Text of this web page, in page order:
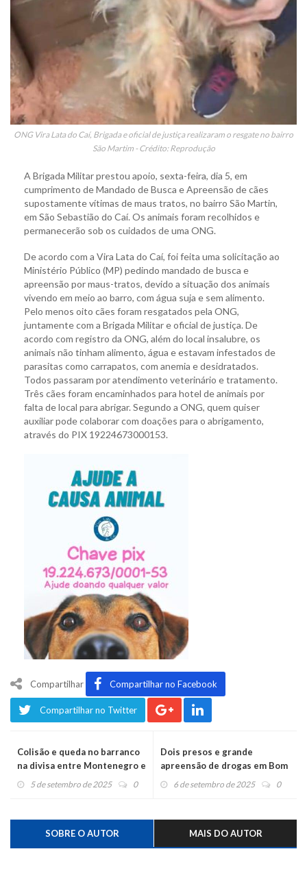
ONG Vira Lata do Caí, Brigada e oficial de justiça realizaram o resgate no bairro
São Martim - Crédito: Reprodução
A Brigada Militar prestou apoio, sexta-feira, dia 5, em
cumprimento de Mandado de Busca e Apreensão de cães
supostamente vítimas de maus tratos, no bairro São Martin,
em São Sebastião do Caí. Os animais foram recolhidos e
permanecerão sob os cuidados de uma ONG.
De acordo com a Vira Lata do Caí, foi feita uma solicitação ao
Ministério Público (MP) pedindo mandado de busca e
apreensão por maus-tratos, devido a situação dos animais
vivendo em meio ao barro, com água suja e sem alimento.
Pelo menos oito cães foram resgatados pela ONG,
juntamente com a Brigada Militar e oficial de justiça. De
acordo com registro da ONG, além do local insalubre, os
animais não tinham alimento, água e estavam infestados de
parasitas como carrapatos, com anemia e desidratados.
Todos passaram por atendimento veterinário e tratamento.
Três cães foram encaminhados para hotel de animais por
falta de local para abrigar. Segundo a ONG, quem quiser
auxiliar pode colaborar com doações para o abrigamento,
através do PIX 19224673000153.
Compartilhar Compartilhar no Facebook
Compartilhar no Twitter
Colisão e queda no barranco
na divisa entre Montenegro e
Pareci Novo
5 de setembro de 2025 0
Dois presos e grande
apreensão de drogas em Bom
Princípio
6 de setembro de 2025 0
SOBRE O AUTOR MAIS DO AUTOR